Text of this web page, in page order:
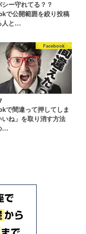
ー守れてる？？
で公開範囲を絞り投稿
人と…
Facebook
で間違って押してしま
いね」を取り消す方法
…